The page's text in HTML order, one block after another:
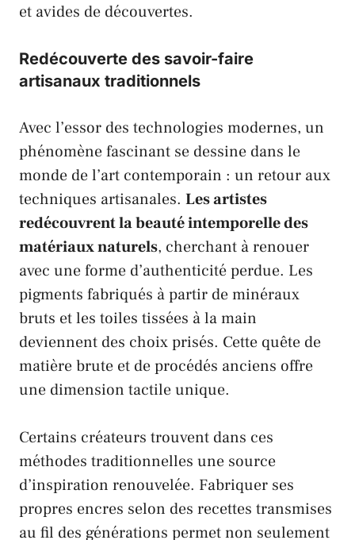
et avides de découvertes.
Redécouverte des savoir-faire
artisanaux traditionnels
Avec l’essor des technologies modernes, un
phénomène fascinant se dessine dans le
monde de l’art contemporain : un retour aux
techniques artisanales. Les artistes
redécouvrent la beauté intemporelle des
matériaux naturels, cherchant à renouer
avec une forme d’authenticité perdue. Les
pigments fabriqués à partir de minéraux
bruts et les toiles tissées à la main
deviennent des choix prisés. Cette quête de
matière brute et de procédés anciens offre
une dimension tactile unique.
Certains créateurs trouvent dans ces
méthodes traditionnelles une source
d’inspiration renouvelée. Fabriquer ses
propres encres selon des recettes transmises
au fil des générations permet non seulement